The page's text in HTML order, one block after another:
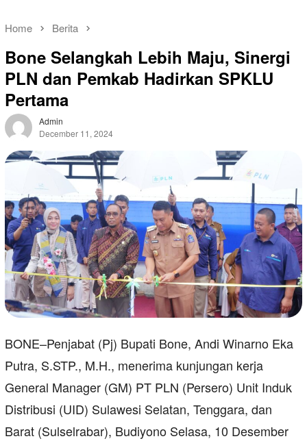
Home Berita
Bone Selangkah Lebih Maju, Sinergi
PLN dan Pemkab Hadirkan SPKLU
Pertama
Admin
December 11, 2024
BONE–Penjabat (Pj) Bupati Bone, Andi Winarno Eka
Putra, S.STP., M.H., menerima kunjungan kerja
General Manager (GM) PT PLN (Persero) Unit Induk
Distribusi (UID) Sulawesi Selatan, Tenggara, dan
Barat (Sulselrabar), Budiyono Selasa, 10 Desember